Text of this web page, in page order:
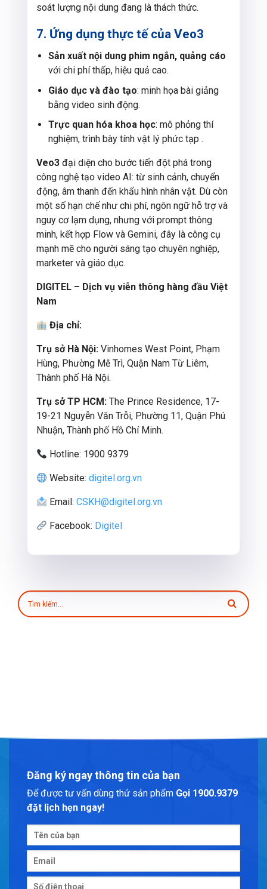
soát lượng nội dung đang là thách thức.
7. Ứng dụng thực tế của Veo3
Sản xuất nội dung phim ngắn, quảng cáo
với chi phí thấp, hiệu quả cao.
Giáo dục và đào tạo: minh họa bài giảng
bằng video sinh động.
Trực quan hóa khoa học: mô phỏng thí
nghiệm, trình bày tính vật lý phức tạp .
Veo3đại diện cho bước tiến đột phá trong
công nghệ tạo video AI: từ sinh cảnh, chuyển
động, âm thanh đến khẩu hình nhân vật. Dù còn
một số hạn chế như chi phí, ngôn ngữ hỗ trợ và
nguy cơ lạm dụng, nhưng với prompt thông
minh, kết hợp Flow và Gemini, đây là công cụ
mạnh mẽ cho người sáng tạo chuyên nghiệp,
marketer và giáo dục.
DIGITEL – Dịch vụ viễn thông hàng đầu Việt
Nam
Địa chỉ:
Trụ sở Hà Nội: Vinhomes West Point, Phạm
Hùng, Phường Mễ Trì, Quận Nam Từ Liêm,
Thành phố Hà Nội.
Trụ sở TP HCM:The Prince Residence, 17-
19-21 Nguyễn Văn Trỗi, Phường 11, Quận Phú
Nhuận, Thành phố Hồ Chí Minh.
Hotline: 1900 9379
Website: digitel.org.vn
Email: CSKH@digitel.org.vn
Facebook: Digitel
Đăng ký ngay thông tin của bạn
Để được tư vấn dùng thử sản phẩm Gọi 1900.9379
đặt lịch hẹn ngay!